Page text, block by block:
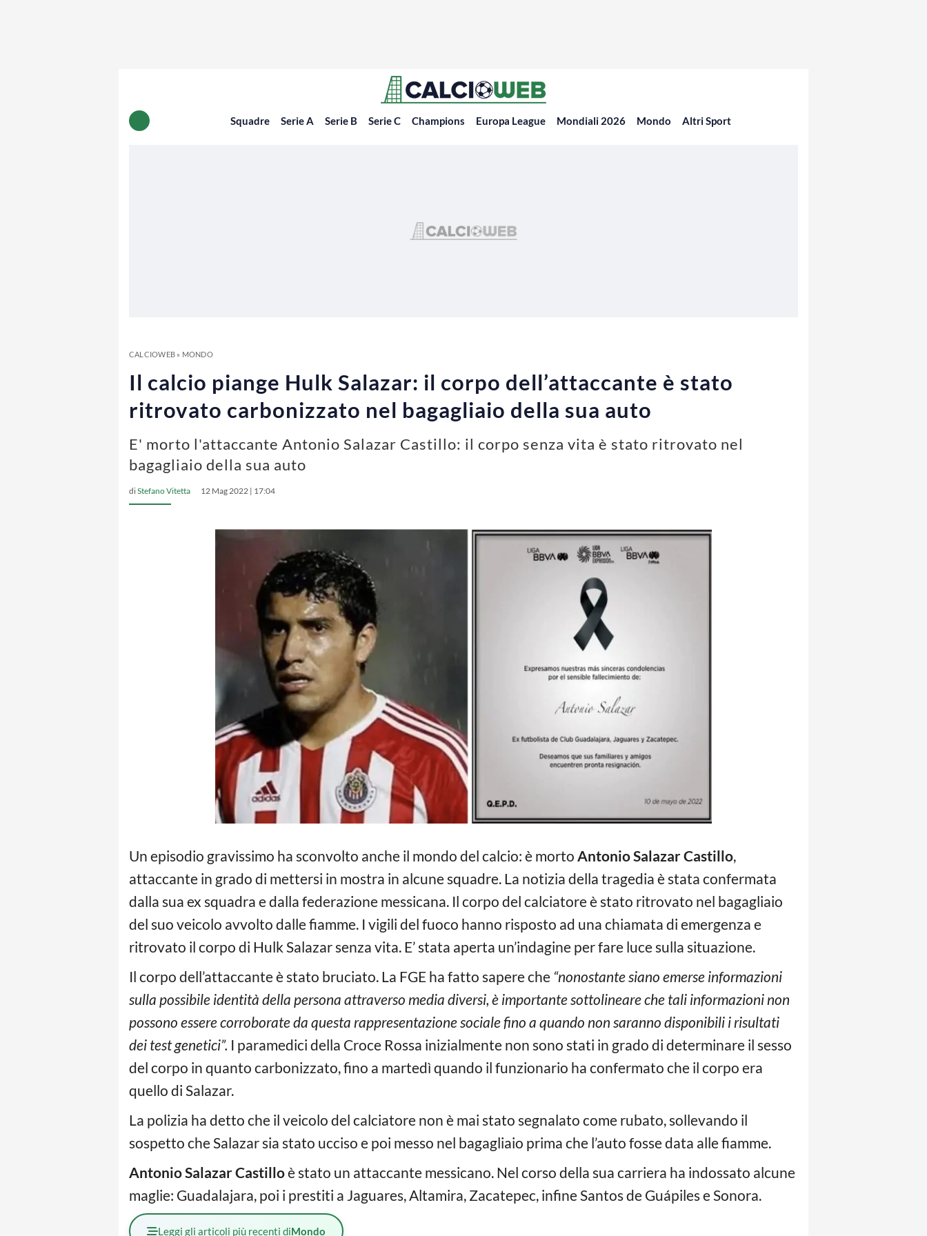
Squadre Serie A Serie B Serie C Champions Europa League Mondiali 2026 Mondo Altri Sport
CALCIOWEB» MONDO
Il calcio piange Hulk Salazar: il corpo dell’attaccante è stato
ritrovato carbonizzato nel bagagliaio della sua auto
E' morto l'attaccante Antonio Salazar Castillo: il corpo senza vita è stato ritrovato nel
bagagliaio della sua auto
diStefano Vitetta 12 Mag 2022 | 17:04
Un episodio gravissimo ha sconvolto anche il mondo del calcio: è morto Antonio Salazar Castillo,
attaccante in grado di mettersi in mostra in alcune squadre. La notizia della tragedia è stata confermata
dalla sua ex squadra e dalla federazione messicana. Il corpo del calciatore è stato ritrovato nel bagagliaio
del suo veicolo avvolto dalle fiamme. I vigili del fuoco hanno risposto ad una chiamata di emergenza e
ritrovato il corpo di Hulk Salazar senza vita. E’ stata aperta un’indagine per fare luce sulla situazione.
Il corpo dell’attaccante è stato bruciato. La FGE ha fatto sapere che “nonostante siano emerse informazioni
sulla possibile identità della persona attraverso media diversi, è importante sottolineare che tali informazioni non
possono essere corroborate da questa rappresentazione sociale fino a quando non saranno disponibili i risultati
dei test genetici”. I paramedici della Croce Rossa inizialmente non sono stati in grado di determinare il sesso
del corpo in quanto carbonizzato, fino a martedì quando il funzionario ha confermato che il corpo era
quello di Salazar.
La polizia ha detto che il veicolo del calciatore non è mai stato segnalato come rubato, sollevando il
sospetto che Salazar sia stato ucciso e poi messo nel bagagliaio prima che l’auto fosse data alle fiamme.
Antonio Salazar Castilloè stato un attaccante messicano. Nel corso della sua carriera ha indossato alcune
maglie: Guadalajara, poi i prestiti a Jaguares, Altamira, Zacatepec, infine Santos de Guápiles e Sonora.
Leggi gli articoli più recenti diMondo